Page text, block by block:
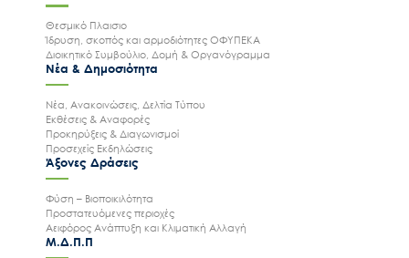
Θεσμικό Πλαισιο
Ίδρυση, σκοπός και αρμοδιότητες ΟΦΥΠΕΚΑ
Διοικητικό Συμβούλιο, Δομή & Οργανόγραμμα
Νέα & Δημοσιότητα
Νέα, Ανακοινώσεις, Δελτία Τύπου
Εκθέσεις & Αναφορές
Προκηρύξεις & Διαγωνισμοί
Προσεχείς Εκδηλώσεις
Άξονες Δράσεις
Φύση – Βιοποικιλότητα
Προστατευόμενες περιοχές
Αειφόρος Ανάπτυξη και Κλιματική Αλλαγή
Μ.Δ.Π.Π